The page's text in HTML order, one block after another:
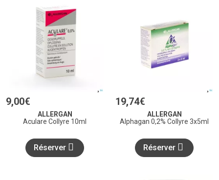
9,00€
ALLERGAN
Aculare Collyre 10ml
Réserver
19,74€
ALLERGAN
Alphagan 0,2% Collyre 3x5ml
Réserver